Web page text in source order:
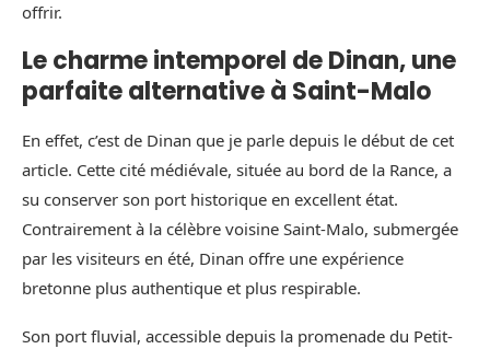
offrir.
Le charme intemporel de Dinan, une
parfaite alternative à Saint-Malo
En effet, c’est de Dinan que je parle depuis le début de cet
article. Cette cité médiévale, située au bord de la Rance, a
su conserver son port historique en excellent état.
Contrairement à la célèbre voisine Saint-Malo, submergée
par les visiteurs en été, Dinan offre une expérience
bretonne plus authentique et plus respirable.
Son port fluvial, accessible depuis la promenade du Petit-